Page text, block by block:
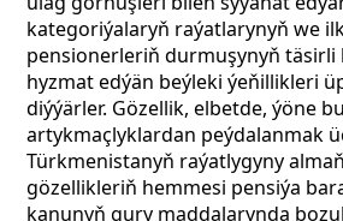
kategoriýalaryň raýatlarynyň we
pensionerleriň durmuşynyň täsirli
hyzmat edýän beýleki ýeňillikleri
diýýärler. Gözellik, elbetde, ýöne bu
artykmaçlyklardan peýdalanmak
Türkmenistanyň raýatlygyny
gözellikleriň hemmesi pensiýa
kanunyň gury maddalarynda